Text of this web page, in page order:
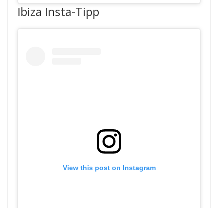
Ibiza Insta-Tipp
View this post on Instagram